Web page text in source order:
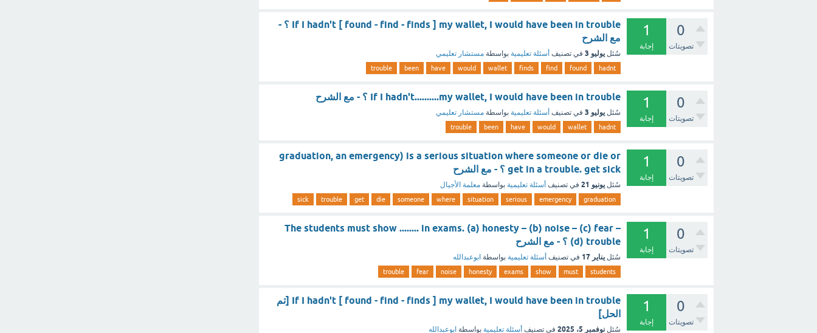
0
تصويتات
1
إجابة
If I hadn't [ found - find - finds ] my wallet, I would have been in trouble ؟ -
مع الشرح
سُئل يوليو 3 في تصنيف أسئلة تعليمية بواسطة مستشار تعليمي
hadnt
found
find
finds
wallet
would
have
been
trouble
0
تصويتات
1
إجابة
If I hadn't..........my wallet, I would have been in trouble ؟ - مع الشرح
سُئل يوليو 3 في تصنيف أسئلة تعليمية بواسطة مستشار تعليمي
hadnt
wallet
would
have
been
trouble
0
تصويتات
1
إجابة
graduation, an emergency) is a serious situation where someone or die or
get in a trouble. get sick ؟ - مع الشرح
سُئل يونيو 21 في تصنيف أسئلة تعليمية بواسطة معلمة الأجيال
graduation
emergency
serious
situation
where
someone
die
get
trouble
sick
0
تصويتات
1
إجابة
The students must show ........ in exams. (a) honesty – (b) noise – (c) fear –
(d) trouble ؟ - مع الشرح
سُئل يناير 17 في تصنيف أسئلة تعليمية بواسطة ابوعبدالله
students
must
show
exams
honesty
noise
fear
trouble
0
تصويتات
1
إجابة
If I hadn't [ found - find - finds ] my wallet, I would have been in trouble [تم
الحل]
سُئل نوفمبر 5، 2025 في تصنيف أسئلة تعليمية بواسطة ابوعبدالله